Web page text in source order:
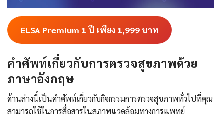
ELSA Premium 1 ปี เพียง 1,999 บาท
คำศัพท์เกี่ยวกับการตรวจสุขภาพด้วย
ภาษาอังกฤษ
ด้านล่างนี้เป็นคำศัพท์เกี่ยวกับกิจกรรมการตรวจสุขภาพทั่วไปที่คุณ
สามารถใช้ในการสื่อสารในสภาพแวดล้อมทางการแพทย์